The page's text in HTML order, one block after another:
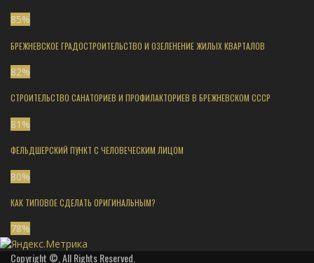
85%
БРЕЖНЕВСКОЕ ГРАДОСТРОИТЕЛЬСТВО И ОЗЕЛЕНЕНИЕ ЖИЛЫХ КВАРТАЛОВ
82%
СТРОИТЕЛЬСТВО САНАТОРИЕВ И ПРОФИЛАКТОРИЕВ В БРЕЖНЕВСКОМ СССР
81 %
ФЕЛЬДШЕРСКИЙ ПУНКТ С ЧЕЛОВЕЧЕСКИМ ЛИЦОМ
80%
КАК ТИПОВОЕ СДЕЛАТЬ ОРИГИНАЛЬНЫМ?
78%
Copyright ©, All Rights Reserved.